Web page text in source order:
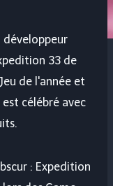
développeur
33 de
de l'année et
célébré avec
: Expedition